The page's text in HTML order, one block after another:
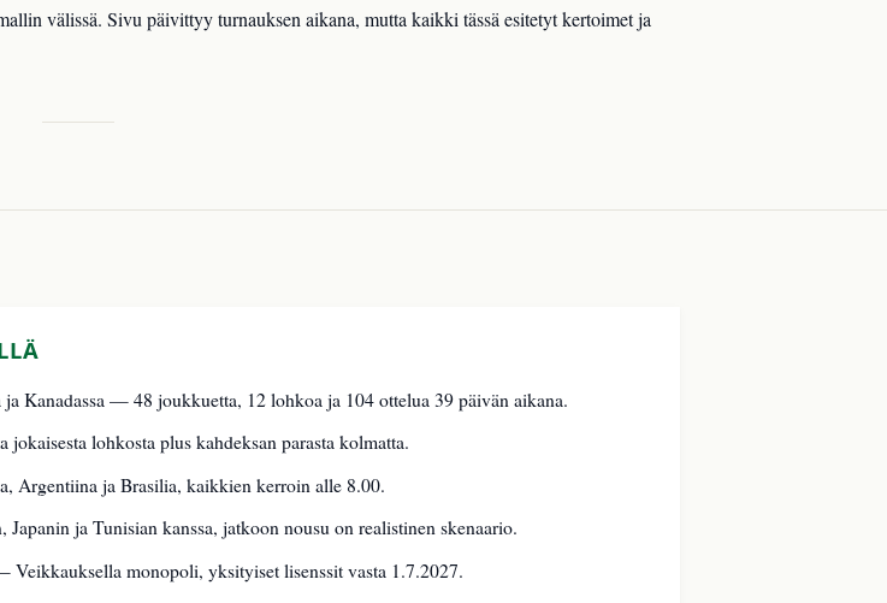
välissä. Sivu päivittyy turnauksen aikana, mutta kaikki tässä esitetyt kertoimet ja
Kanadassa — 48 joukkuetta, 12 lohkoa ja 104 ottelua 39 päivän aikana.
lohkosta plus kahdeksan parasta kolmatta.
Argentiina ja Brasilia, kaikkien kerroin alle 8.00.
ja Tunisian kanssa, jatkoon nousu on realistinen skenaario.
Veikkauksella monopoli, yksityiset lisenssit vasta 1.7.2027.